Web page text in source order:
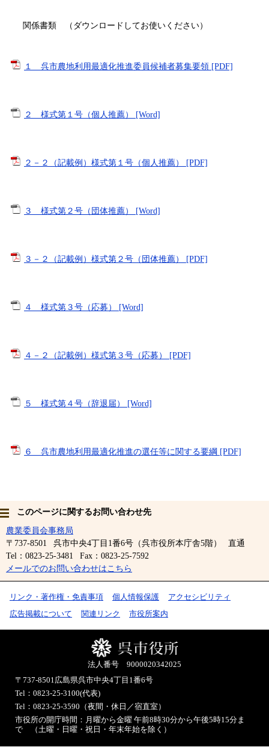
関係書類 （ダウンロードしてお使いください）
１ 呉市農地利用最適化推進委員候補者募集要領 [PDF]
２ 様式第１号（個人推薦） [Word]
２－２（記載例）様式第１号（個人推薦） [PDF]
３ 様式第２号（団体推薦） [Word]
３－２（記載例）様式第２号（団体推薦） [PDF]
４ 様式第３号（応募） [Word]
４－２（記載例）様式第３号（応募） [PDF]
５ 様式第４号（辞退届） [Word]
６ 呉市農地利用最適化推進の選任等に関する要綱 [PDF]
このページに関するお問い合わせ先
農業委員会事務局
〒737-8501
呉市中央4丁目1番6号（呉市役所本庁舎5階）
直通
Tel：0823-25-3481
Fax：0823-25-7592
メールでのお問い合わせはこちら
リンク・著作権・免責事項 個人情報保護
アクセシビリティ
広告掲載について
関連リンク 市役所案内
法人番号 9000020342025
〒737-8501 広島県呉市中央4丁目1番6号
Tel：0823-25-3100(代表)
Tel：0823-25-3590（夜間・休日／宿直室）
市役所の開庁時間：月曜から金曜 午前8時30分から午後5時15分ま
で （土曜・日曜・祝日・年末年始を除く）